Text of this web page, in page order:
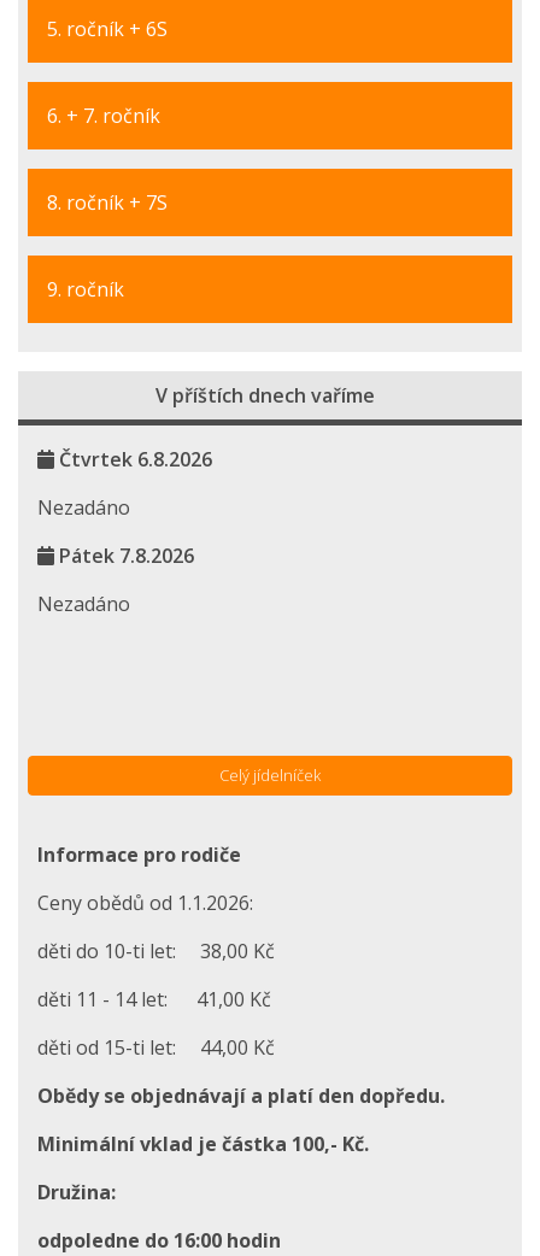
5. ročník + 6S
6. + 7. ročník
8. ročník + 7S
9. ročník
V příštích dnech vaříme
Čtvrtek 6.8.2026
Nezadáno
Pátek 7.8.2026
Nezadáno
Celý jídelníček
Informace pro rodiče
Ceny obědů od 1.1.2026:
děti do 10-ti let: 38,00 Kč
děti 11 - 14 let: 41,00 Kč
děti od 15-ti let: 44,00 Kč
Obědy se objednávají a platí den dopředu.
Minimální vklad je částka 100,- Kč.
Družina:
odpoledne do 16:00 hodin